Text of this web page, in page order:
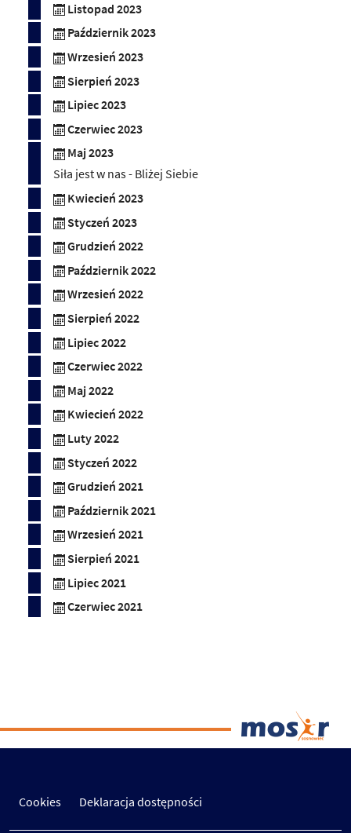
Listopad 2023
Październik 2023
Wrzesień 2023
Sierpień 2023
Lipiec 2023
Czerwiec 2023
Maj 2023
Siła jest w nas - Bliżej Siebie
Kwiecień 2023
Styczeń 2023
Grudzień 2022
Październik 2022
Wrzesień 2022
Sierpień 2022
Lipiec 2022
Czerwiec 2022
Maj 2022
Kwiecień 2022
Luty 2022
Styczeń 2022
Grudzień 2021
Październik 2021
Wrzesień 2021
Sierpień 2021
Lipiec 2021
Czerwiec 2021
Cookies Deklaracja dostępności